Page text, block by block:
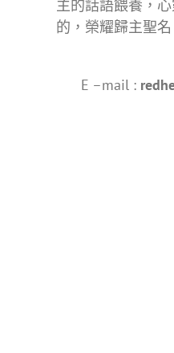
主的話語餵養，
的，榮耀歸主聖名
E –mail :